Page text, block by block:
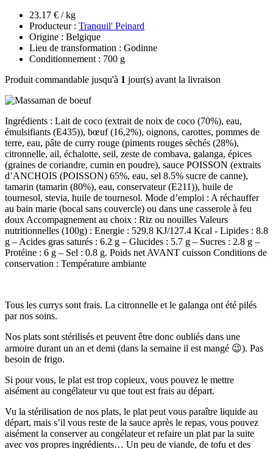
23.17 € / kg
Producteur : Tranquil' Peinard
Origine : Belgique
Lieu de transformation : Godinne
Conditionnement : 700 g
Produit commandable jusqu'à 1 jour(s) avant la livraison
Ingrédients : Lait de coco (extrait de noix de coco (70%), eau,
émulsifiants (E435)), bœuf (16,2%), oignons, carottes, pommes de
terre, eau, pâte de curry rouge (piments rouges sèchés (28%),
citronnelle, ail, échalotte, seil, zeste de combava, galanga, épices
(graines de coriandre, cumin en poudre), sauce POISSON (extraits
d’ANCHOIS (POISSON) 65%, eau, sel 8.5% sucre de canne),
tamarin (tamarin (80%), eau, conservateur (E211)), huile de
tournesol, stevia, huile de tournesol. Mode d’emploi : A réchauffer
au bain marie (bocal sans couvercle) ou dans une casserole à feu
doux Accompagnement au choix : Riz ou nouilles Valeurs
nutritionnelles (100g) : Energie : 529.8 KJ/127.4 Kcal - Lipides : 8.8
g – Acides gras saturés : 6.2 g – Glucides : 5.7 g – Sucres : 2.8 g –
Protéine : 6 g – Sel : 0.8 g. Poids net AVANT cuisson Conditions de
conservation : Température ambiante
Tous les currys sont frais. La citronnelle et le galanga ont été pilés
par nos soins.
Nos plats sont stérilisés et peuvent être donc oubliés dans une
armoire durant un an et demi (dans la semaine il est mangé 😉). Pas
besoin de frigo.
Si pour vous, le plat est trop copieux, vous pouvez le mettre
aisément au congélateur vu que tout est frais au départ.
Vu la stérilisation de nos plats, le plat peut vous paraître liquide au
départ, mais s’il vous reste de la sauce après le repas, vous pouvez
aisément la conserver au congélateur et refaire un plat par la suite
avec vos propres ingrédients… Un peu de viande, de tofu et des